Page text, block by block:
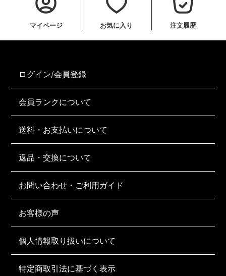
マイページ お気に入り 注文履歴
ログイン/会員登録
会員ランクについて
送料・お支払いについて
返品・交換について
お問い合わせ・ご利用ガイド
お客様の声
個人情報取り扱いについて
特定商取引法に基づく表示